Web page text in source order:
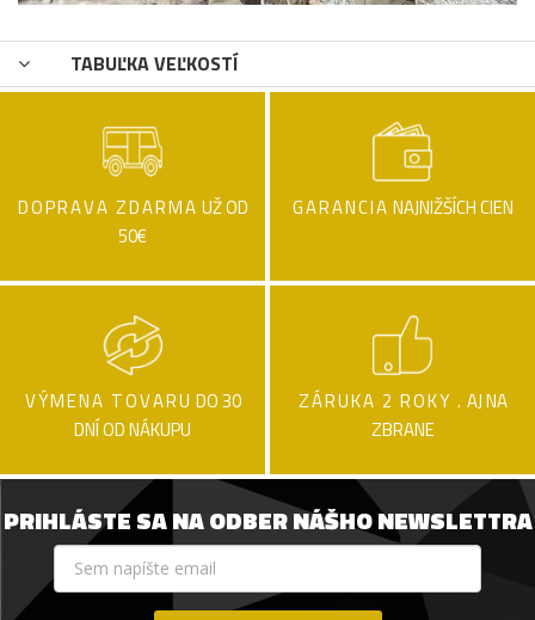
TABUĽKA VEĽKOSTÍ
DOPRAVA ZDARMA UŽ OD
50€
GARANCIA NAJNIŽŠÍCH CIEN
VÝMENA TOVARU DO 30
DNÍ OD NÁKUPU
ZÁRUKA 2 ROKY . AJ NA
ZBRANE
PRIHLÁSTE SA NA ODBER NÁŠHO NEWSLETTRA